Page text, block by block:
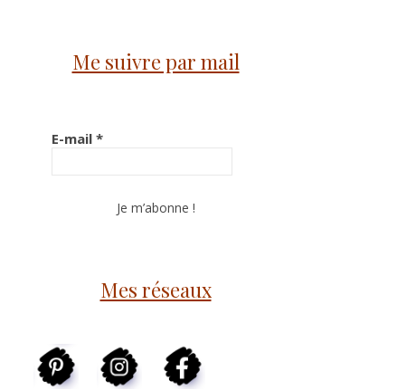
Me suivre par mail
E-mail *
Mes réseaux